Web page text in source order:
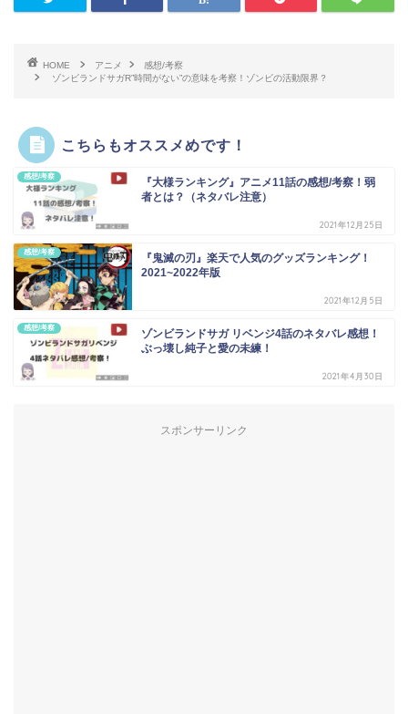
HOME アニメ
感想/考察
ゾンビランドサガR”時間がない”の意味を考察！ゾンビの活動限界？
こちらもオススメめです！
感想/考察
『大様ランキング』アニメ11話の感想/考察！弱
者とは？（ネタバレ注意）
2021年12月25日
感想/考察
『鬼滅の刃』楽天で人気のグッズランキング！
2021~2022年版
2021年12月5日
感想/考察
ゾンビランドサガ リベンジ4話のネタバレ感想！
ぶっ壊し純子と愛の未練！
2021年4月30日
スポンサーリンク